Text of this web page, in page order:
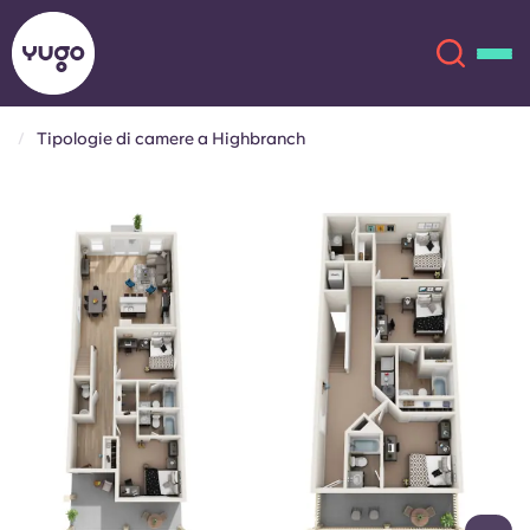
Sedi
Altro
Account Lingua
English (US)
Chinese Español
Català Deutsch
Italian French
Portuguese
Tipologie di camere a Highbranch